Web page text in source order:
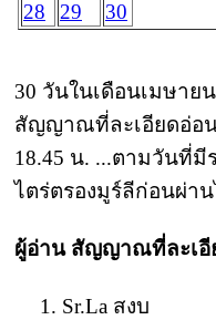
28 29 30
30 วันในเดือนเมษา
สัญญาณที่ละเอียดอ่อน
18.45 น. ...ตามวันที่
ไตร่ตรองมูร์ลีก่อนผ่า
ผู้อ่าน สัญญาณที่ละเอี
Sr.La สงบ